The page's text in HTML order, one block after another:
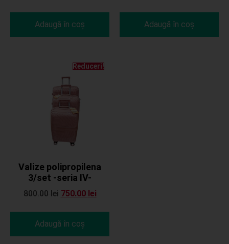
Adaugă în coș Adaugă în coș
Reduceri!
Valize polipropilena
3/set -seria IV-
800.00lei 750.00 lei
Adaugă în coș